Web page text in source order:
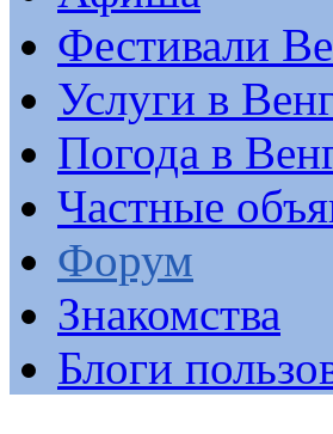
Фестивали
Услуги в
Погода в
Частные
Форум
Знакомства
Блоги